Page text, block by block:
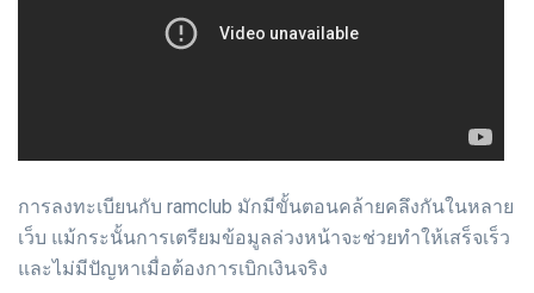
การลงทะเบียนกับ ramclub มักมีขั้นตอนคล้ายคลึงกันในหลาย
เว็บ แม้กระนั้นการเตรียมข้อมูลล่วงหน้าจะช่วยทำให้เสร็จเร็ว
และไม่มีปัญหาเมื่อต้องการเบิกเงินจริง